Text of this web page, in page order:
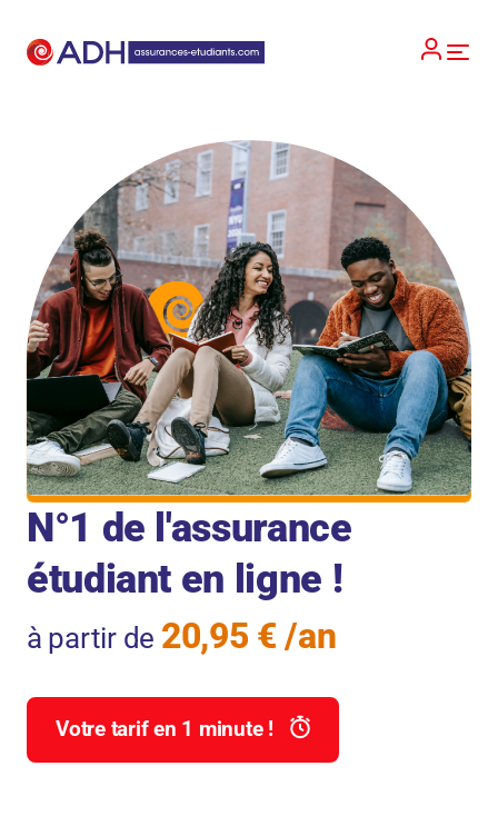
N°1 de l'assurance
étudiant en ligne !
à partir de 20,95 € /an
Votre tarif en 1 minute !